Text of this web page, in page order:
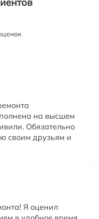
на высшем
Обязательно
своим друзьям и
Я оценил